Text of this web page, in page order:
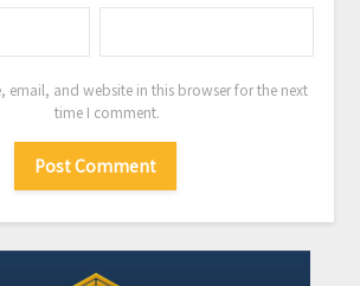
email, and website in this browser for the next
time I comment.